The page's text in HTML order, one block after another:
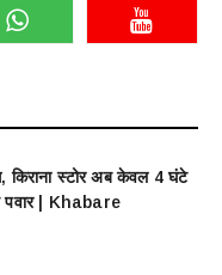
किराना स्टोर अब केवल 4 घंटे
| Khabare